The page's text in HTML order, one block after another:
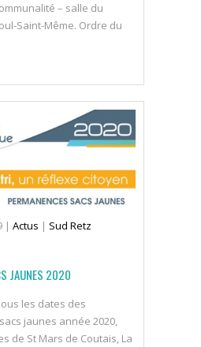
– salle du
Saint-Même. Ordre du
| Actus | Sud Retz
JAUNES 2020
les dates des
jaunes année 2020,
de St Mars de Coutais, La